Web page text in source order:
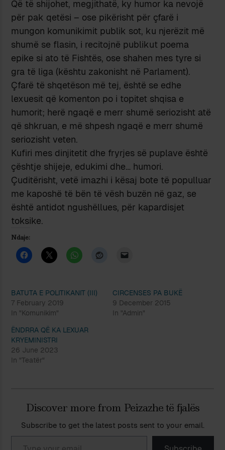
Që të shijohet, megjithatë, ky humor ka nevojë
për pak qetësi – ose pikërisht për çfarë i
mungon komunikimit publik sot, ku njerëzit më
shumë se flasin, i recitojnë publikut poema
epike si ato të Fishtës, ose shahen mes tyre si
gra të liga (kështu zakonisht në Parlament).
Çfarë të shqetëson më tej, është se edhe
lexuesit që komenton po i topitet shqisa e
humorit; herë ngaqë e merr shumë seriozisht atë
që shkruan, e më shpesh ngaqë e merr shumë
seriozisht veten.
Kufiri mes dinjitetit dhe fryrjes së puplave është
çështje shijeje, edukimi dhe… humori.
Çuditërisht, vetë imazhi i kësaj bote të populluar
me kaposhë të bën të vësh buzën në gaz, se
është antidot ngushëllues, për kapardisjet
toksike.
Ndaje:
BATUTA E POLITIKANIT (III)
7 February 2019
In "Komunikim"
CIRCENSES PA BUKË
9 December 2015
In "Admin"
ËNDRRA QË KA LEXUAR
KRYEMINISTRI
26 June 2023
In "Teatër"
Discover more from Peizazhe të fjalës
Subscribe to get the latest posts sent to your email.
Type your email…